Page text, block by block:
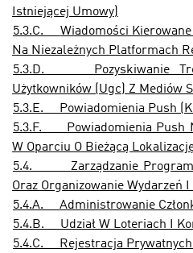
Istniejącej Umowy)
5.3.C.
Wiadomości
Na Niezależnych Platformach
5.3.D.
Pozyskiwanie
Użytkowników (Ugc) Z Mediów
5.3.E.
Powiadomienia Push
5.3.F.
Powiadomienia Push
W Oparciu O Bieżącą
5.4.
Zarządzanie
Oraz Organizowanie Wydarzeń I
5.4.A.
Administrowanie
5.4.B.
Udział W Loteriach I
5.4.C.
Rejestracja